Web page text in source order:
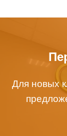
Для новых